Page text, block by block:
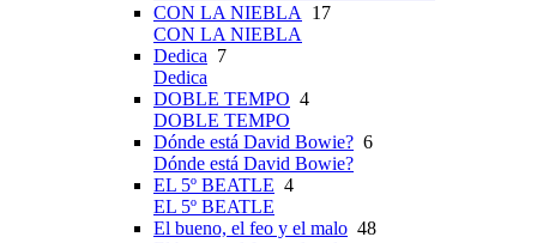
CON LA NIEBLA
17
CON LA NIEBLA
Dedica 7
Dedica
DOBLE TEMPO 4
DOBLE TEMPO
Dónde está David Bowie? 6
Dónde está David Bowie?
EL 5º BEATLE 4
EL 5º BEATLE
El bueno, el feo y el malo 48